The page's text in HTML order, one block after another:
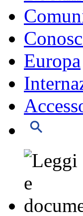
Europa